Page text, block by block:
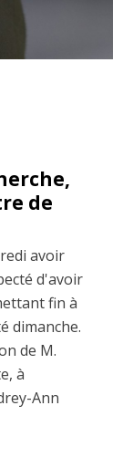
de
avoir
d'avoir
fin à
dimanche.
de M.
à
Ann